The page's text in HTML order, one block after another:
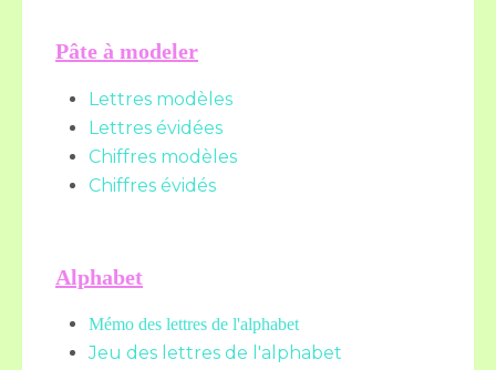
Pâte à modeler
Lettres modèles
Lettres évidées
Chiffres modèles
Chiffres évidés
Alphabet
Mémo des lettres de l'alphabet
Jeu des lettres de l'alphabet